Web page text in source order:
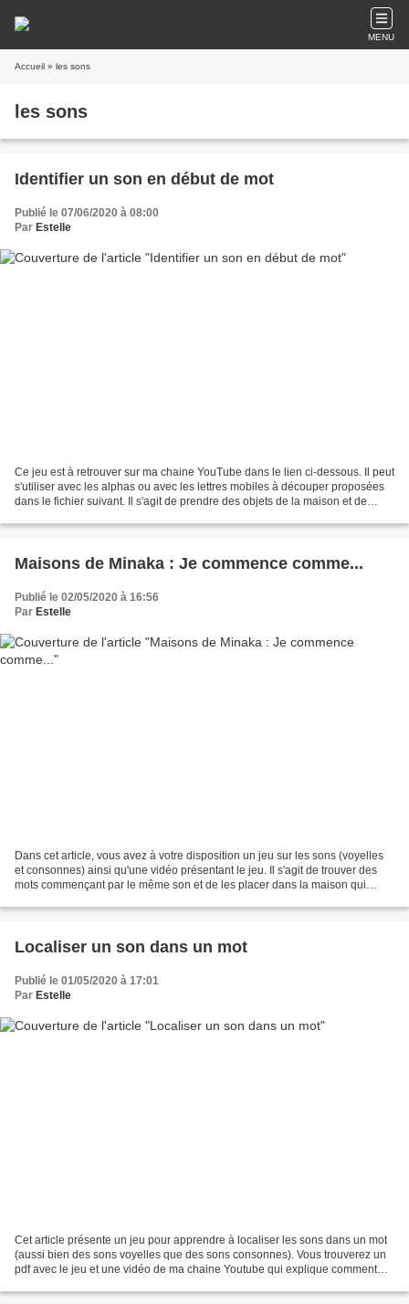
MENU
Accueil » les sons
les sons
Identifier un son en début de mot
Publié le 07/06/2020 à 08:00
Par Estelle
Ce jeu est à retrouver sur ma chaine YouTube dans le lien ci-dessous. Il peut
s'utiliser avec les alphas ou avec les lettres mobiles à découper proposées
dans le fichier suivant. Il s'agit de prendre des objets de la maison et de
Maisons de Minaka : Je commence comme...
Publié le 02/05/2020 à 16:56
Par Estelle
Dans cet article, vous avez à votre disposition un jeu sur les sons (voyelles
et consonnes) ainsi qu'une vidéo présentant le jeu. Il s'agit de trouver des
mots commençant par le même son et de les placer dans la maison qui
Localiser un son dans un mot
Publié le 01/05/2020 à 17:01
Par Estelle
Cet article présente un jeu pour apprendre à localiser les sons dans un mot
(aussi bien des sons voyelles que des sons consonnes). Vous trouverez un
pdf avec le jeu et une vidéo de ma chaine Youtube qui explique comment